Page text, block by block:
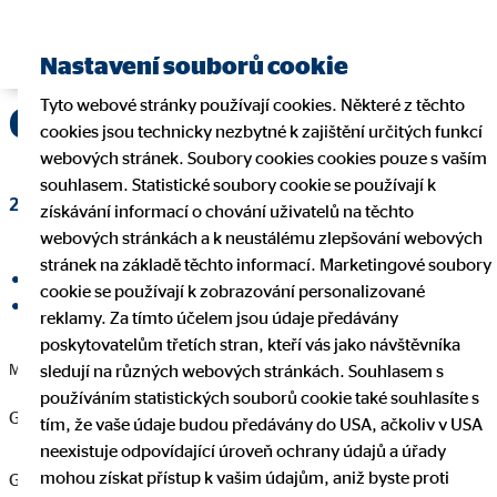
Generace stresu
20. března 2019|OVB Allfinanz, a.s.
Sdílet na LinkedInu
Mileniálové se cítí často ve stresu a vyhaslí
Generace stresu
Generace Y, generace Já, internetová generace – mileniálové
Nastavení souborů cookie
Tyto webové stránky používají cookies. Některé z těchto
cookies jsou technicky nezbytné k zajištění určitých funkcí
webových stránek. Soubory cookies cookies pouze s vaším
souhlasem. Statistické soubory cookie se používají k
získávání informací o chování uživatelů na těchto
webových stránkách a k neustálému zlepšování webových
stránek na základě těchto informací. Marketingové soubory
cookie se používají k zobrazování personalizované
reklamy. Za tímto účelem jsou údaje předávány
poskytovatelům třetích stran, kteří vás jako návštěvníka
sledují na různých webových stránkách. Souhlasem s
používáním statistických souborů cookie také souhlasíte s
tím, že vaše údaje budou předávány do USA, ačkoliv v USA
neexistuje odpovídající úroveň ochrany údajů a úřady
mohou získat přístup k vašim údajům, aniž byste proti